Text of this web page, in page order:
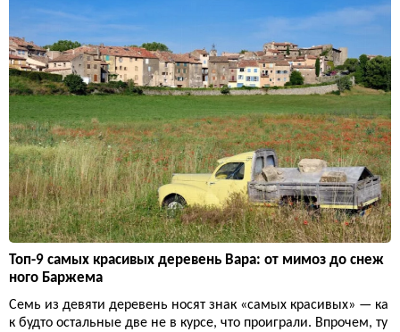
Топ-9 самых красивых деревень Вара: от мимоз до снеж
ного Баржема
Семь из девяти деревень носят знак «самых красивых» — ка
к будто остальные две не в курсе, что проиграли. Впрочем, ту